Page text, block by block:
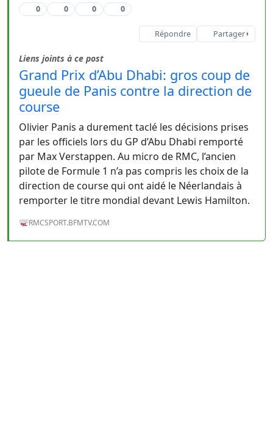
0 0 0 0
Répondre Partager
Liens joints à ce post
Grand Prix d’Abu Dhabi: gros coup de
gueule de Panis contre la direction de
course
Olivier Panis a durement taclé les décisions prises
par les officiels lors du GP d’Abu Dhabi remporté
par Max Verstappen. Au micro de RMC, l’ancien
pilote de Formule 1 n’a pas compris les choix de la
direction de course qui ont aidé le Néerlandais à
remporter le titre mondial devant Lewis Hamilton.
RMCSPORT.BFMTV.COM